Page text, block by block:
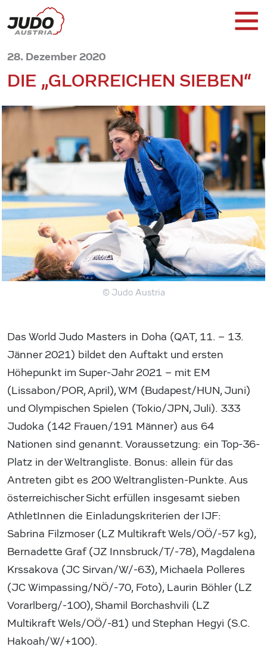
28. Dezember 2020
DIE „GLORREICHEN SIEBEN“
© Judo Austria
Das World Judo Masters in Doha (QAT, 11. – 13.
Jänner 2021) bildet den Auftakt und ersten
Höhepunkt im Super-Jahr 2021 – mit EM
(Lissabon/POR, April), WM (Budapest/HUN, Juni)
und Olympischen Spielen (Tokio/JPN, Juli). 333
Judoka (142 Frauen/191 Männer) aus 64
Nationen sind genannt. Voraussetzung: ein Top-36-
Platz in der Weltrangliste. Bonus: allein für das
Antreten gibt es 200 Weltranglisten-Punkte. Aus
österreichischer Sicht erfüllen insgesamt sieben
AthletInnen die Einladungskriterien der IJF:
Sabrina Filzmoser (LZ Multikraft Wels/OÖ/-57 kg),
Bernadette Graf (JZ Innsbruck/T/-78), Magdalena
Krssakova (JC Sirvan/W/-63), Michaela Polleres
(JC Wimpassing/NÖ/-70, Foto), Laurin Böhler (LZ
Vorarlberg/-100), Shamil Borchashvili (LZ
Multikraft Wels/OÖ/-81) und Stephan Hegyi (S.C.
Hakoah/W/+100).